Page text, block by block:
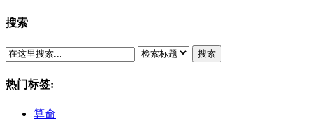
搜索
搜索
热门标签:
算命